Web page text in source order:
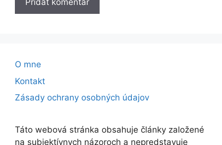
O mne
Kontakt
Zásady ochrany osobných údajov
Táto webová stránka obsahuje články založené
na subjektívnych názoroch a nepredstavuje